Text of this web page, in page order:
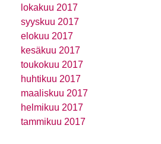
lokakuu 2017
syyskuu 2017
elokuu 2017
kesäkuu 2017
toukokuu 2017
huhtikuu 2017
maaliskuu 2017
helmikuu 2017
tammikuu 2017